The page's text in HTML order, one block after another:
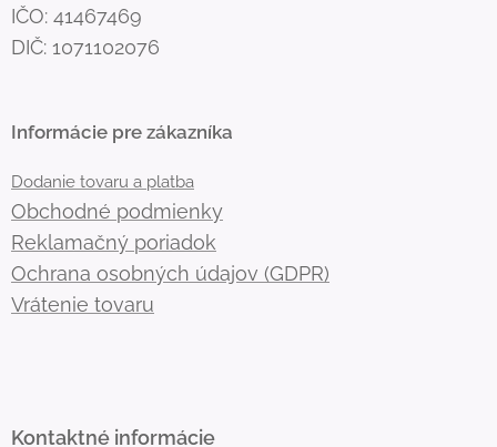
IČO: 41467469
DIČ: 1071102076
Informácie pre zákazníka
Dodanie tovaru a platba
Obchodné podmienky
Reklamačný poriadok
Ochrana osobných údajov (GDPR)
Vrátenie tovaru
Kontaktné informácie